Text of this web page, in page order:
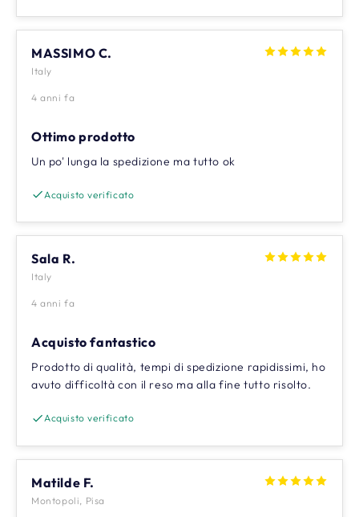
MASSIMO C.
Italy
4 anni fa
Ottimo prodotto
Un po' lunga la spedizione ma tutto ok
Acquisto verificato
Sala R.
Italy
4 anni fa
Acquisto fantastico
Prodotto di qualità, tempi di spedizione rapidissimi, ho
avuto difficoltà con il reso ma alla fine tutto risolto.
Acquisto verificato
Matilde F.
Montopoli, Pisa